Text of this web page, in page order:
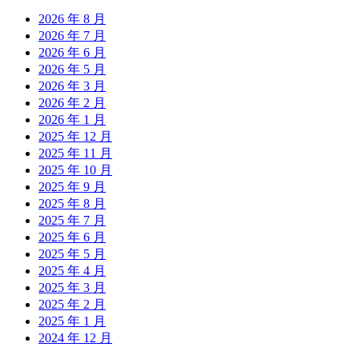
2026 年 8 月
2026 年 7 月
2026 年 6 月
2026 年 5 月
2026 年 3 月
2026 年 2 月
2026 年 1 月
2025 年 12 月
2025 年 11 月
2025 年 10 月
2025 年 9 月
2025 年 8 月
2025 年 7 月
2025 年 6 月
2025 年 5 月
2025 年 4 月
2025 年 3 月
2025 年 2 月
2025 年 1 月
2024 年 12 月